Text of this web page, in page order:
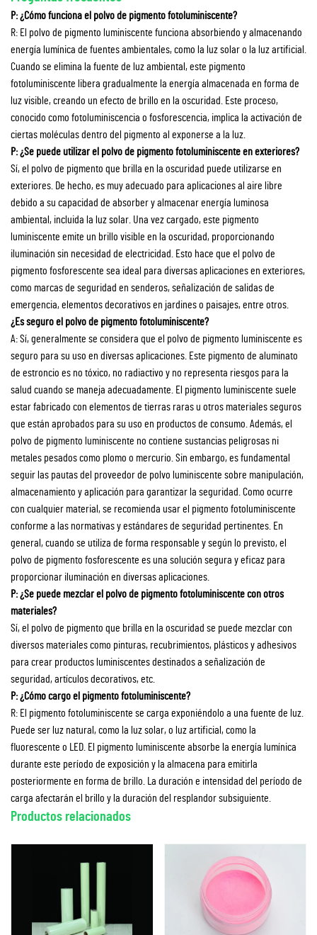
P: ¿Cómo funciona el polvo de pigmento fotoluminiscente?
R: El polvo de pigmento luminiscente funciona absorbiendo y almacenando
energía lumínica de fuentes ambientales, como la luz solar o la luz artificial.
Cuando se elimina la fuente de luz ambiental, este pigmento
fotoluminiscente libera gradualmente la energía almacenada en forma de
luz visible, creando un efecto de brillo en la oscuridad. Este proceso,
conocido como fotoluminiscencia o fosforescencia, implica la activación de
ciertas moléculas dentro del pigmento al exponerse a la luz.
P: ¿Se puede utilizar el polvo de pigmento fotoluminiscente en exteriores?
Sí, el polvo de pigmento que brilla en la oscuridad puede utilizarse en
exteriores. De hecho, es muy adecuado para aplicaciones al aire libre
debido a su capacidad de absorber y almacenar energía luminosa
ambiental, incluida la luz solar. Una vez cargado, este pigmento
luminiscente emite un brillo visible en la oscuridad, proporcionando
iluminación sin necesidad de electricidad. Esto hace que el polvo de
pigmento fosforescente sea ideal para diversas aplicaciones en exteriores,
como marcas de seguridad en senderos, señalización de salidas de
emergencia, elementos decorativos en jardines o paisajes, entre otros.
¿Es seguro el polvo de pigmento fotoluminiscente?
A: Sí, generalmente se considera que el polvo de pigmento luminiscente es
seguro para su uso en diversas aplicaciones. Este pigmento de aluminato
de estroncio es no tóxico, no radiactivo y no representa riesgos para la
salud cuando se maneja adecuadamente. El pigmento luminiscente suele
estar fabricado con elementos de tierras raras u otros materiales seguros
que están aprobados para su uso en productos de consumo. Además, el
polvo de pigmento luminiscente no contiene sustancias peligrosas ni
metales pesados como plomo o mercurio. Sin embargo, es fundamental
seguir las pautas del proveedor de polvo luminiscente sobre manipulación,
almacenamiento y aplicación para garantizar la seguridad. Como ocurre
con cualquier material, se recomienda usar el pigmento fotoluminiscente
conforme a las normativas y estándares de seguridad pertinentes. En
general, cuando se utiliza de forma responsable y según lo previsto, el
polvo de pigmento fosforescente es una solución segura y eficaz para
proporcionar iluminación en diversas aplicaciones.
P: ¿Se puede mezclar el polvo de pigmento fotoluminiscente con otros
materiales?
Sí, el polvo de pigmento que brilla en la oscuridad se puede mezclar con
diversos materiales como pinturas, recubrimientos, plásticos y adhesivos
para crear productos luminiscentes destinados a señalización de
seguridad, artículos decorativos, etc.
P: ¿Cómo cargo el pigmento fotoluminiscente?
R: El pigmento fotoluminiscente se carga exponiéndolo a una fuente de luz.
Puede ser luz natural, como la luz solar, o luz artificial, como la
fluorescente o LED. El pigmento luminiscente absorbe la energía lumínica
durante este período de exposición y la almacena para emitirla
posteriormente en forma de brillo. La duración e intensidad del período de
carga afectarán el brillo y la duración del resplandor subsiguiente.
Productos relacionados